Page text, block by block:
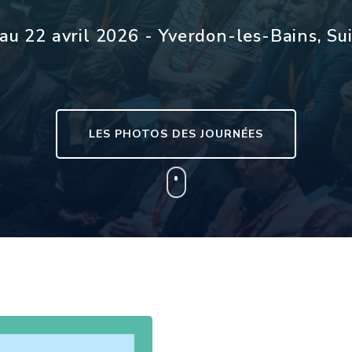
22 avril 2026 - Yverdon-les-Bains,
LES PHOTOS DES JOURNÉES